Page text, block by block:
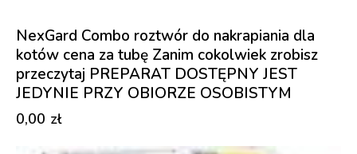
NexGard Combo roztwór do nakrapiania dla
kotów cena za tubę Zanim cokolwiek zrobisz
przeczytaj PREPARAT DOSTĘPNY JEST
JEDYNIE PRZY OBIORZE OSOBISTYM
0,00 zł